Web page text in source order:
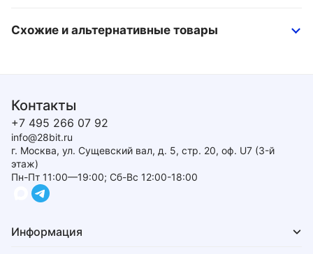
Схожие и альтернативные товары
Контакты
+7 495 266 07 92
info@28bit.ru
г. Москва, ул. Сущевский вал, д. 5, стр. 20, оф. U7 (3-й
этаж)
Пн-Пт 11:00—19:00; Сб-Вс 12:00-18:00
Информация